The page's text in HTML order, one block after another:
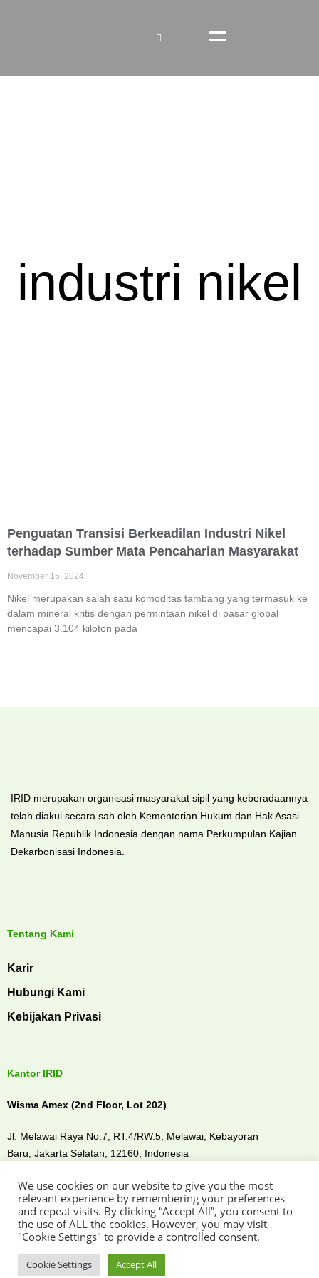
industri nikel
Penguatan Transisi Berkeadilan Industri Nikel
terhadap Sumber Mata Pencaharian Masyarakat
November 15, 2024
Nikel merupakan salah satu komoditas tambang yang termasuk ke
dalam mineral kritis dengan permintaan nikel di pasar global
mencapai 3.104 kiloton pada
IRID merupakan organisasi masyarakat sipil yang keberadaannya
telah diakui secara sah oleh Kementerian Hukum dan Hak Asasi
Manusia Republik Indonesia dengan nama Perkumpulan Kajian
Dekarbonisasi Indonesia.
Tentang Kami
Karir
Hubungi Kami
Kebijakan Privasi
Kantor IRID
Wisma Amex (2nd Floor, Lot 202)
Jl. Melawai Raya No.7, RT.4/RW.5, Melawai, Kebayoran
Baru, Jakarta Selatan, 12160, Indonesia
Temui kami di
We use cookies on our website to give you the most
relevant experience by remembering your preferences
and repeat visits. By clicking “Accept All”, you consent to
the use of ALL the cookies. However, you may visit
"Cookie Settings" to provide a controlled consent.
Cookie Settings Accept All